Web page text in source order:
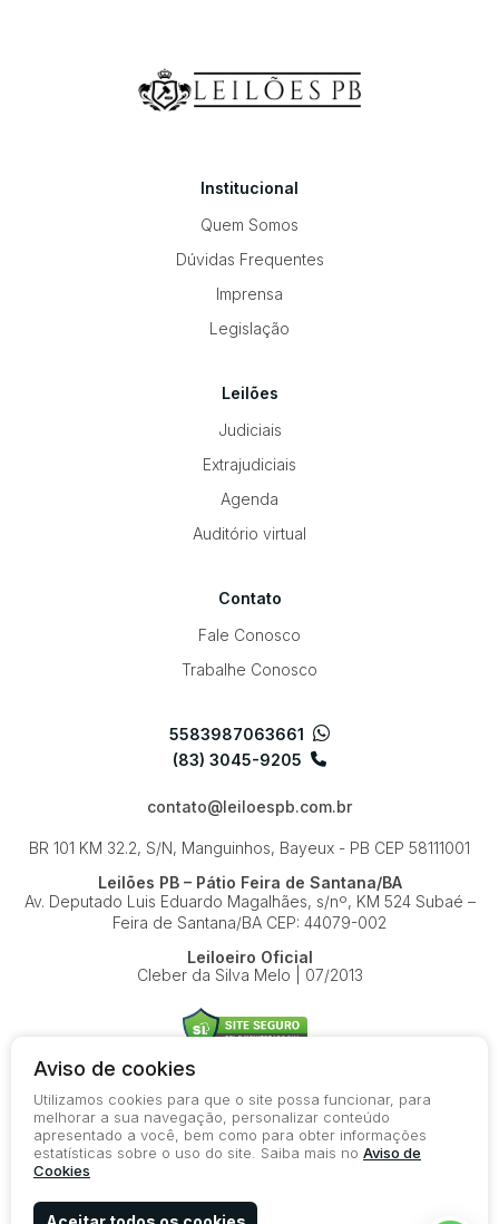
Institucional
Quem Somos
Dúvidas Frequentes
Imprensa
Legislação
Leilões
Judiciais
Extrajudiciais
Agenda
Auditório virtual
Contato
Fale Conosco
Trabalhe Conosco
5583987063661
(83) 3045-9205
contato@leiloespb.com.br
BR 101 KM 32.2, S/N, Manguinhos, Bayeux - PB CEP 58111001
Leilões PB – Pátio Feira de Santana/BA
Av. Deputado Luis Eduardo Magalhães, s/nº, KM 524Subaé –
Feira de Santana/BA CEP: 44079-002
Leiloeiro Oficial
Cleber da Silva Melo | 07/2013
© 2026-present - Todos os direitos reservados
Política de Privacidade
Termos de Uso
Aviso de cookies
Utilizamos cookies para que o site possa funcionar, para
melhorar a sua navegação, personalizar conteúdo
apresentado a você, bem como para obter informações
estatísticas sobre o uso do site. Saiba mais no Aviso de
Cookies